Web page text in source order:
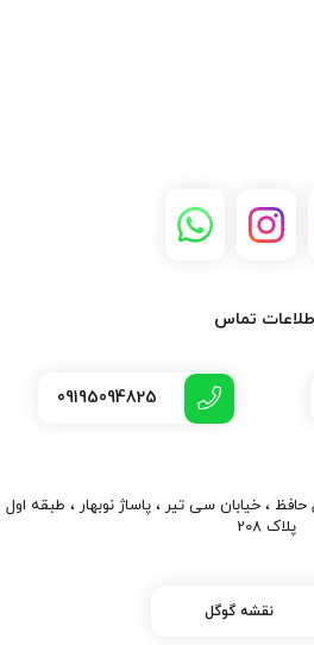
تماس
09195094825
، خیابان سی تیر ، پاساژ نوبهار ، طبقه اول
پلاک 208
نقشه گوگل